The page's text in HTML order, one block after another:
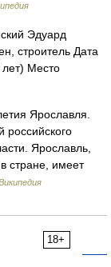
Эдуард
строитель Дата
Место
Ярославля.
Ярославль,
стране, имеет
18+